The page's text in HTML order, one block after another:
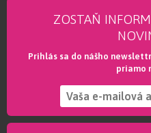
ZOSTAŇ
Prihlás sa do nášho
priamo